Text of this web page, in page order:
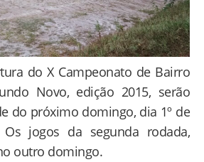
do X Campeonato de Bairro
Novo, edição 2015, serão
do próximo domingo, dia 1º de
jogos da segunda rodada,
outro domingo.